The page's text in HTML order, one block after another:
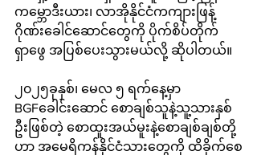
ကမ္ဘောဒီးယား၊ လာအိုနိုင်ငံကကျားဖြန့်
ဂိုဏ်းခေါင်ဆောင်တွေကို ပိုက်စိပ်တိုက်
ရှာဖွေ အပြစ်ပေးသွားမယ်လို့ ဆိုပါတယ်။
၂၀၂၅ခုနှစ်၊ မေလ ၅ ရက်နေ့မှာ
BGFခေါင်းဆောင် စောချစ်သူနဲ့သူ့သားနှစ်
ဦးဖြစ်တဲ့ စောထူးအယ်မူးနဲ့စောချစ်ချစ်တို့
ဟာ အမေရိကန်နိုင်ငံသားတွေကို ထိခိုက်စေ